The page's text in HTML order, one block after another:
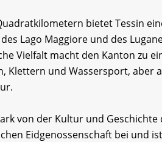
bietet Tessin
Lago Maggiore und des
Vielfalt macht den Kanton zu
Klettern und Wassersport, aber
von der Kultur und
Eidgenossenschaft bei und